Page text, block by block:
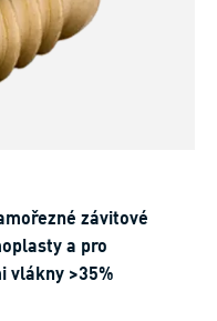
závitové
a pro
vlákny >35%